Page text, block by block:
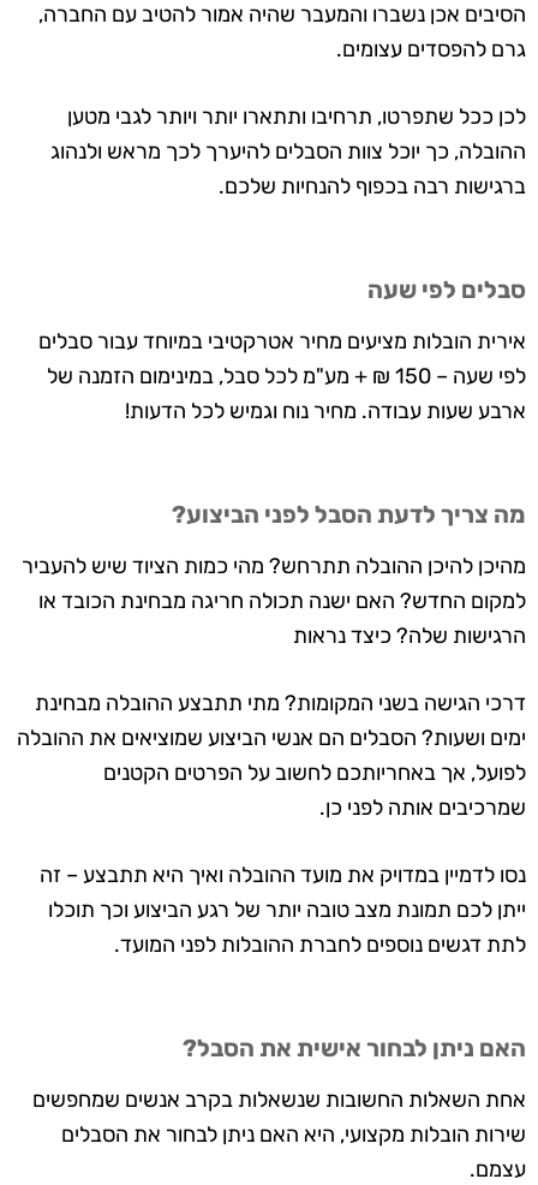
הסיבים אכן נשברו והמעבר שהיה אמור להטיב עם החברה,
גרם להפסדים עצומים.
לכן ככל שתפרטו, תרחיבו ותתארו יותר ויותר לגבי מטען
ההובלה, כך יוכל צוות הסבלים להיערך לכך מראש ולנהוג
ברגישות רבה בכפוף להנחיות שלכם.
סבלים לפי שעה
אירית הובלות מציעים מחיר אטרקטיבי במיוחד עבור סבלים
לפי שעה – 150 ₪ + מע"מ לכל סבל, במינימום הזמנה של
ארבע שעות עבודה. מחיר נוח וגמיש לכל הדעות!
מה צריך לדעת הסבל לפני הביצוע?
מהיכן להיכן ההובלה תתרחש? מהי כמות הציוד שיש להעביר
למקום החדש? האם ישנה תכולה חריגה מבחינת הכובד או
הרגישות שלה? כיצד נראות
דרכי הגישה בשני המקומות? מתי תתבצע ההובלה מבחינת
ימים ושעות? הסבלים הם אנשי הביצוע שמוציאים את ההובלה
לפועל, אך באחריותכם לחשוב על הפרטים הקטנים
שמרכיבים אותה לפני כן.
נסו לדמיין במדויק את מועד ההובלה ואיך היא תתבצע – זה
ייתן לכם תמונת מצב טובה יותר של רגע הביצוע וכך תוכלו
לתת דגשים נוספים לחברת ההובלות לפני המועד.
האם ניתן לבחור אישית את הסבל?
אחת השאלות החשובות שנשאלות בקרב אנשים שמחפשים
שירות הובלות מקצועי, היא האם ניתן לבחור את הסבלים
עצמם.